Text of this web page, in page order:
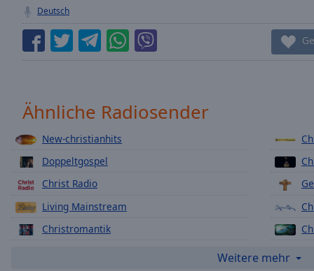
live,
currently
behind
LIVE
Remaining
Playback
Rate
Chapters
Descriptions
Deutsch
Ähnliche Radiosender
New-christianhits
Doppeltgospel
Christ Radio
Living Mainstream
Christromantik
Weitere mehr